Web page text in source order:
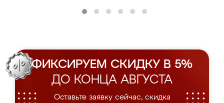
ФИКСИРУЕМ СКИДКУ В 5%
ДО КОНЦА АВГУСТА
Оставьте заявку сейчас, скидка